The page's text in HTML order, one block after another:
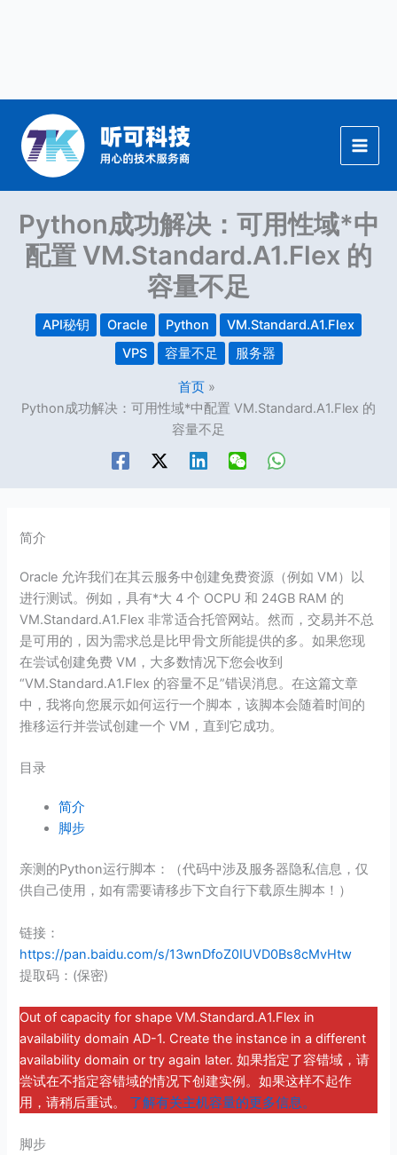
Python成功解决：可用性域*中
配置 VM.Standard.A1.Flex 的
容量不足
API秘钥 Oracle Python
VM.Standard.A1.Flex
VPS
容量不足 服务器
首页
Python成功解决：可用性域*中配置 VM.Standard.A1.Flex 的
容量不足
简介
Oracle 允许我们在其云服务中创建免费资源（例如 VM）以
进行测试。例如，具有*大 4 个 OCPU 和 24GB RAM 的
VM.Standard.A1.Flex 非常适合托管网站。然而，交易并不总
是可用的，因为需求总是比甲骨文所能提供的多。如果您现
在尝试创建免费 VM，大多数情况下您会收到
“VM.Standard.A1.Flex 的容量不足”错误消息。在这篇文章
中，我将向您展示如何运行一个脚本，该脚本会随着时间的
推移运行并尝试创建一个 VM，直到它成功。
目录
简介
脚步
亲测的Python运行脚本：（代码中涉及服务器隐私信息，仅
供自己使用，如有需要请移步下文自行下载原生脚本！）
链接：
https://pan.baidu.com/s/13wnDfoZ0IUVD0Bs8cMvHtw
提取码：(保密)
Out of capacity for shape VM.Standard.A1.Flex in
availability domain AD-1. Create the instance in a different
availability domain or try again later. 如果指定了容错域，请
尝试在不指定容错域的情况下创建实例。如果这样不起作
用，请稍后重试。 了解有关主机容量的更多信息。
脚步